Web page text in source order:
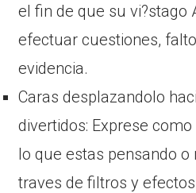
el fin de que su vi?stago
efectuar cuestiones,
evidencia.
Caras desplazandolo
divertidos: Exprese
lo que estas pensando
traves de filtros y